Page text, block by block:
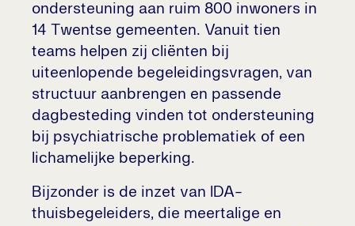
ondersteuning aan ruim 800 inwoners in
14 Twentse gemeenten. Vanuit tien
teams helpen zij cliënten bij
uiteenlopende begeleidingsvragen, van
structuur aanbrengen en passende
dagbesteding vinden tot ondersteuning
bij psychiatrische problematiek of een
lichamelijke beperking.
Bijzonder is de inzet van IDA-
thuisbegeleiders, die meertalige en